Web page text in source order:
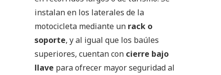
instalan en los laterales de la
motocicleta mediante un rack o
soporte, y al igual que los baúles
superiores, cuentan con cierre bajo
llave para ofrecer mayor seguridad al